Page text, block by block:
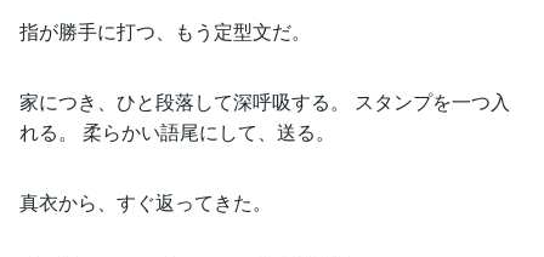
指が勝手に打つ、もう定型文だ。
家につき、ひと段落して深呼吸する。 スタンプを一つ入
れる。 柔らかい語尾にして、送る。
真衣から、すぐ返ってきた。